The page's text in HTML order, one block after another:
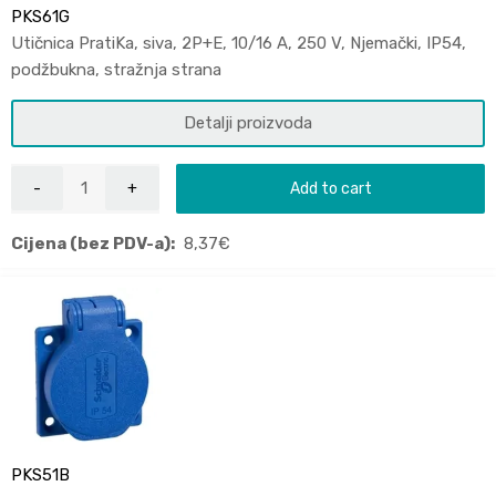
PKS61G
Utičnica PratiKa, siva, 2P+E, 10/16 A, 250 V, Njemački, IP54,
podžbukna, stražnja strana
Detalji proizvoda
Add to cart
Cijena (bez PDV-a): 8,37€
PKS51B